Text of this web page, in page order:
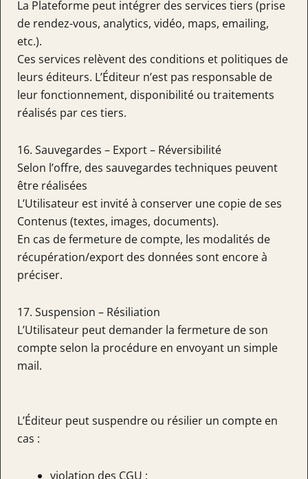
La Plateforme peut intégrer des services tiers (prise
de rendez-vous, analytics, vidéo, maps, emailing,
etc.).
Ces services relèvent des conditions et politiques de
leurs éditeurs. L’Éditeur n’est pas responsable de
leur fonctionnement, disponibilité ou traitements
réalisés par ces tiers.
16. Sauvegardes – Export – Réversibilité
Selon l’offre, des sauvegardes techniques peuvent
être réalisées
L’Utilisateur est invité à conserver une copie de ses
Contenus (textes, images, documents).
En cas de fermeture de compte, les modalités de
récupération/export des données sont encore à
préciser.
17. Suspension – Résiliation
L’Utilisateur peut demander la fermeture de son
compte selon la procédure en envoyant un simple
mail.
L’Éditeur peut suspendre ou résilier un compte en
cas :
violation des CGU ;